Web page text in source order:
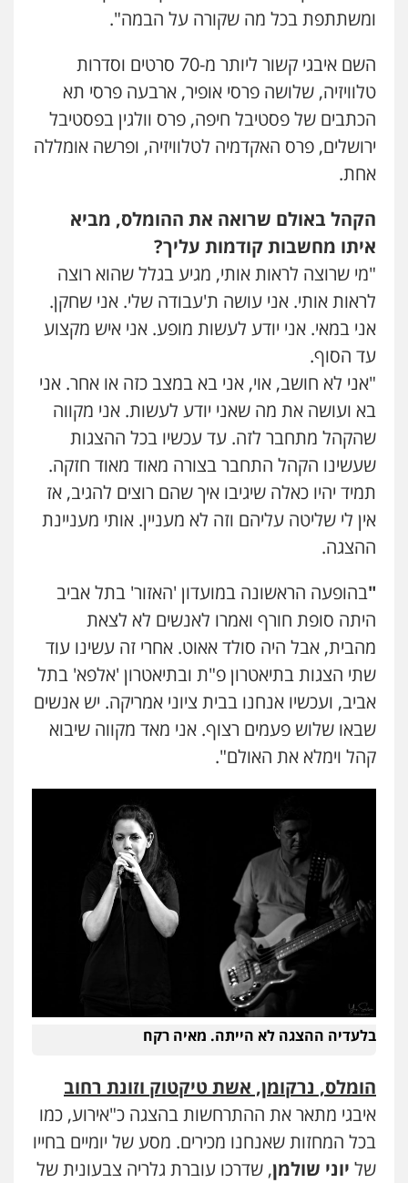
ומשתתפת בכל מה שקורה על הבמה".
השם איבגי קשור ליותר מ-70 סרטים וסדרות
טלוויזיה, שלושה פרסי אופיר, ארבעה פרסי תא
הכתבים של פסטיבל חיפה, פרס וולגין בפסטיבל
ירושלים, פרס האקדמיה לטלוויזיה, ופרשה אומללה
אחת.
הקהל באולם שרואה את ההומלס, מביא
איתו מחשבות קודמות עליך?
"מי שרוצה לראות אותי, מגיע בגלל שהוא רוצה
לראות אותי. אני עושה ת'עבודה שלי. אני שחקן.
אני במאי. אני יודע לעשות מופע. אני איש מקצוע
עד הסוף.
"אני לא חושב, אוי, אני בא במצב כזה או אחר. אני
בא ועושה את מה שאני יודע לעשות. אני מקווה
שהקהל מתחבר לזה. עד עכשיו בכל ההצגות
שעשינו הקהל התחבר בצורה מאוד מאוד חזקה.
תמיד יהיו כאלה שיגיבו איך שהם רוצים להגיב, אז
אין לי שליטה עליהם וזה לא מעניין. אותי מעניינת
ההצגה.
"בהופעה הראשונה במועדון 'האזור' בתל אביב
היתה סופת חורף ואמרו לאנשים לא לצאת
מהבית, אבל היה סולד אאוט. אחרי זה עשינו עוד
שתי הצגות בתיאטרון פ"ת ובתיאטרון 'אלפא' בתל
אביב, ועכשיו אנחנו בבית ציוני אמריקה. יש אנשים
שבאו שלוש פעמים רצוף. אני מאד מקווה שיבוא
קהל וימלא את האולם".
בלעדיה ההצגה לא הייתה. מאיה רקח
הומלס, נרקומן, אשת טיקטוק וזונת רחוב
איבגי מתאר את ההתרחשות בהצגה כ"אירוע, כמו
בכל המחזות שאנחנו מכירים. מסע של יומיים בחייו
של יוני שולמן, שדרכו עוברת גלריה צבעונית של